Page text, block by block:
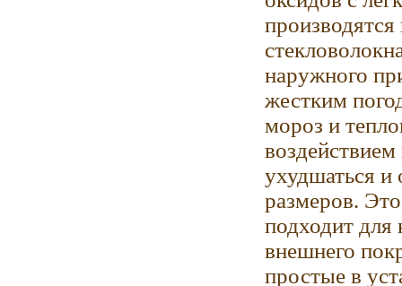
наружного
жестким
мороз и
ухудшаться и
размеров.
подходит для
внешнего
простые в